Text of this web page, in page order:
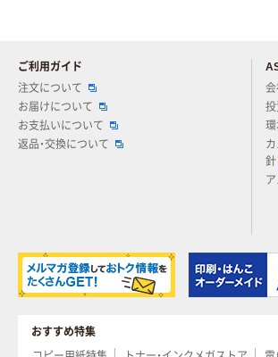
ご利用ガイド
注文について
お届けについて
お支払いについて
返品・交換について
会
投
環
針
おすすめ特集